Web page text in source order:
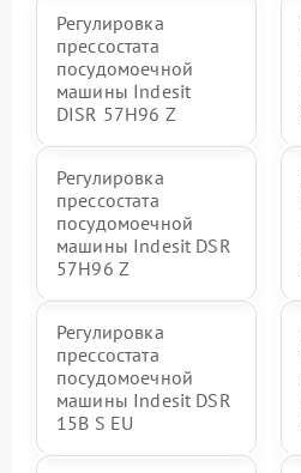
Регулировка
прессостата
посудомоечной
машины Indesit
DISR 57H96 Z
Регулировка
прессостата
посудомоечной
машины Indesit DSR
57H96 Z
Регулировка
прессостата
посудомоечной
машины Indesit DSR
15B S EU